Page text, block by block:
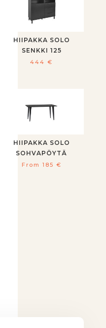
HIIPAKKA SOLO
SENKKI 125
444€
HIIPAKKA SOLO
SOHVAPÖYTÄ
From 185 €